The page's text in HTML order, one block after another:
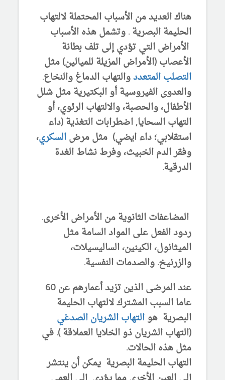
هناك العديد من الأسباب المحتملة لالتهاب
الحليمة البصرية . وتشمل هذه الأسباب
الأمراض التي تؤدي إلى تلف بطانة
الأعصاب (الأمراض المزيلة للميالين) مثل
التصلب المتعددوالتهاب الدماغ والنخاع.
والعدوى الفيروسية أو البكتيرية مثل شلل
الأطفال، والحصبة، والالتهاب الرئوي، أو
التهاب السحايا, اضطرابات التغذية (داء
استقلابي؛ داء ايضي) مثل مرضالسكري،
وفقر الدم الخبيث، وفرط نشاط الغدة
الدرقية.
المضاعفات الثانوية من الأمراض الأخرى.
ردود الفعل على المواد السامة مثل
الميثانول، الكينين، الساليسيلات،
والزرنيخ. والصدمات النفسية.
عند المرضى الذين تزيد أعمارهم عن 60
عاما السبب المشترك لالتهاب الحليمة
البصرية هوالتهاب الشريان الصدغي
(التهاب الشريان ذو الخلايا العملاقة ). في
مثل هذه الحالات.
التهاب الحليمة البصرية يمكن أن ينتشر